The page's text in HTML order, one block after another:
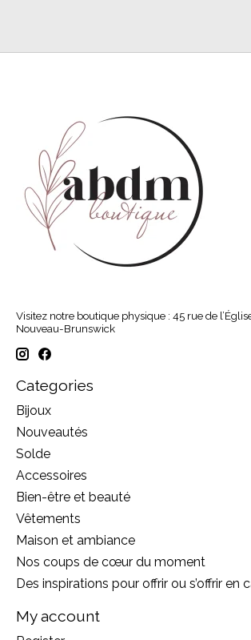
Visitez notre boutique physique : 45 rue de
Nouveau-Brunswick
Categories
Bijoux
Nouveautés
Solde
Accessoires
Bien-être et beauté
Vêtements
Maison et ambiance
Nos coups de cœur du moment
Des inspirations pour offrir ou s’offrir en
My account